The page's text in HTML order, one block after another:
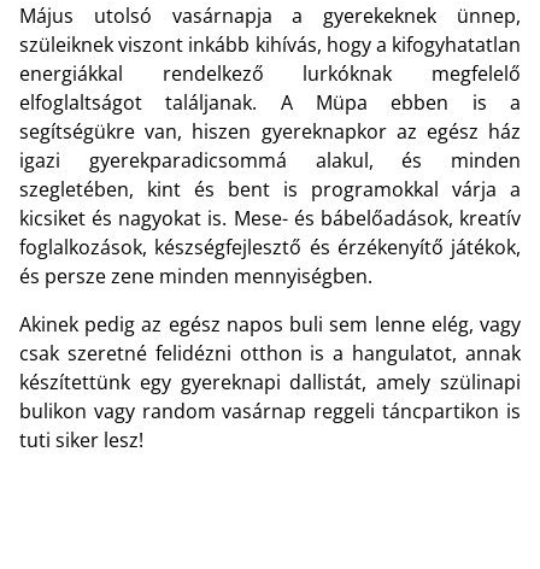
Május utolsó vasárnapja a gyerekeknek ünnep,
szüleiknek viszont inkább kihívás, hogy a kifogyhatatlan
energiákkal rendelkező lurkóknak megfelelő
elfoglaltságot találjanak. A Müpa ebben is a
segítségükre van, hiszen gyereknapkor az egész ház
igazi gyerekparadicsommá alakul, és minden
szegletében, kint és bent is programokkal várja a
kicsiket és nagyokat is. Mese- és bábelőadások, kreatív
foglalkozások, készségfejlesztő és érzékenyítő játékok,
és persze zene minden mennyiségben.
Akinek pedig az egész napos buli sem lenne elég, vagy
csak szeretné felidézni otthon is a hangulatot, annak
készítettünk egy gyereknapi dallistát, amely szülinapi
bulikon vagy random vasárnap reggeli táncpartikon is
tuti siker lesz!